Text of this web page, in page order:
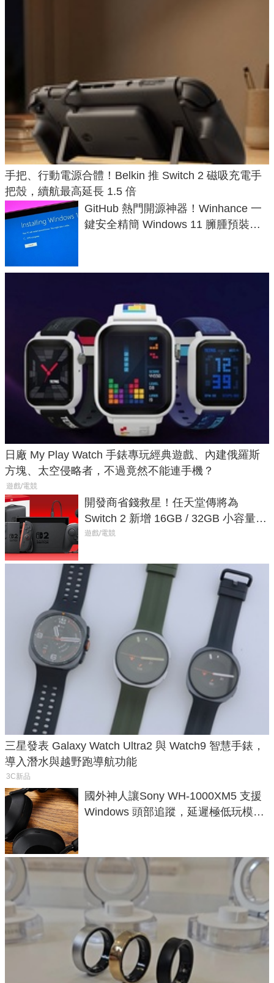
手把、行動電源合體！Belkin 推 Switch 2 磁吸充電手
把殼，續航最高延長 1.5 倍
GitHub 熱門開源神器！Winhance 一
鍵安全精簡 Windows 11 臃腫預裝軟
日廠 My Play Watch 手錶專玩經典遊戲、內建俄羅斯
方塊、太空侵略者，不過竟然不能連手機？
遊戲/電競
開發商省錢救星！任天堂傳將為
Switch 2 新增 16GB / 32GB 小容量遊
戲卡的選擇
遊戲/電競
三星發表 Galaxy Watch Ultra2 與 Watch9 智慧手錶，
導入潛水與越野跑導航功能
3C新品
國外神人讓Sony WH-1000XM5 支援
Windows 頭部追蹤，延遲極低玩模擬